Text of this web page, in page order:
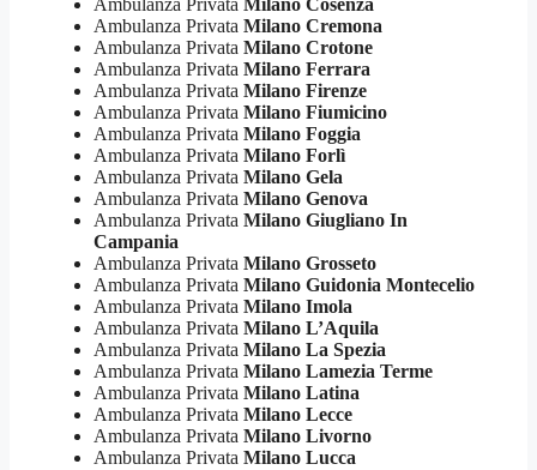
Ambulanza Privata Milano Cosenza
Ambulanza Privata Milano Cremona
Ambulanza Privata Milano Crotone
Ambulanza Privata Milano Ferrara
Ambulanza Privata Milano Firenze
Ambulanza Privata Milano Fiumicino
Ambulanza Privata Milano Foggia
Ambulanza Privata Milano Forlì
Ambulanza Privata Milano Gela
Ambulanza Privata Milano Genova
Ambulanza Privata Milano Giugliano In
Campania
Ambulanza Privata Milano Grosseto
Ambulanza Privata Milano Guidonia Montecelio
Ambulanza Privata Milano Imola
Ambulanza Privata Milano L’Aquila
Ambulanza Privata Milano La Spezia
Ambulanza Privata Milano Lamezia Terme
Ambulanza Privata Milano Latina
Ambulanza Privata Milano Lecce
Ambulanza Privata Milano Livorno
Ambulanza Privata Milano Lucca